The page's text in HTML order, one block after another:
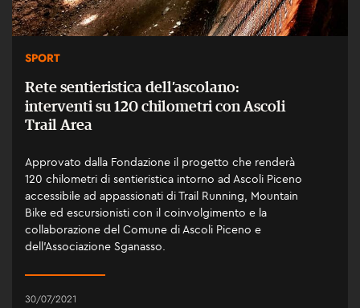
SPORT
Rete sentieristica dell’ascolano:
interventi su 120 chilometri con Ascoli
Trail Area
Approvato dalla Fondazione il progetto che renderà
120 chilometri di sentieristica intorno ad Ascoli Piceno
accessibile ad appassionati di Trail Running, Mountain
Bike ed escursionisti con il coinvolgimento e la
collaborazione del Comune di Ascoli Piceno e
dell’Associazione Sganasso.
30/07/2021